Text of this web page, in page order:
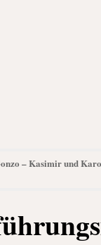
– Kasimir und